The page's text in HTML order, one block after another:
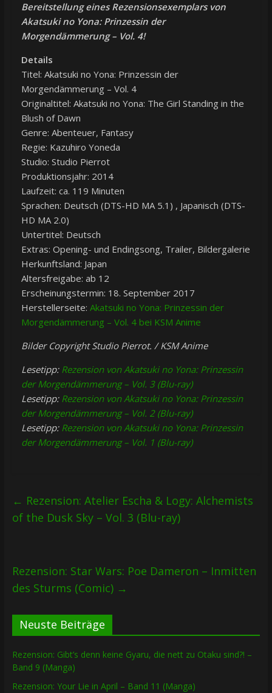
Bereitstellung eines Rezensionsexemplars von
Akatsuki no Yona: Prinzessin der
Morgendämmerung – Vol. 4!
Details
Titel: Akatsuki no Yona: Prinzessin der
Morgendämmerung – Vol. 4
Originaltitel: Akatsuki no Yona: The Girl Standing in the
Blush of Dawn
Genre: Abenteuer, Fantasy
Regie: Kazuhiro Yoneda
Studio: Studio Pierrot
Produktionsjahr: 2014
Laufzeit: ca. 119 Minuten
Sprachen: Deutsch (DTS-HD MA 5.1) , Japanisch (DTS-
HD MA 2.0)
Untertitel: Deutsch
Extras: Opening- und Endingsong, Trailer, Bildergalerie
Herkunftsland: Japan
Altersfreigabe: ab 12
Erscheinungstermin: 18. September 2017
Herstellerseite: Akatsuki no Yona: Prinzessin der
Morgendämmerung – Vol. 4 bei KSM Anime
Bilder Copyright Studio Pierrot. / KSM Anime
Lesetipp: Rezension von Akatsuki no Yona: Prinzessin
der Morgendämmerung – Vol. 3 (Blu-ray)
Lesetipp: Rezension von Akatsuki no Yona: Prinzessin
der Morgendämmerung – Vol. 2 (Blu-ray)
Lesetipp: Rezension von Akatsuki no Yona: Prinzessin
der Morgendämmerung – Vol. 1 (Blu-ray)
← Rezension: Atelier Escha & Logy: Alchemists
of the Dusk Sky – Vol. 3 (Blu-ray)
Rezension: Star Wars: Poe Dameron – Inmitten
des Sturms (Comic) →
Neuste Beiträge
Rezension: Gibt’s denn keine Gyaru, die nett zu Otaku sind?! –
Band 9 (Manga)
Rezension: Your Lie in April – Band 11 (Manga)